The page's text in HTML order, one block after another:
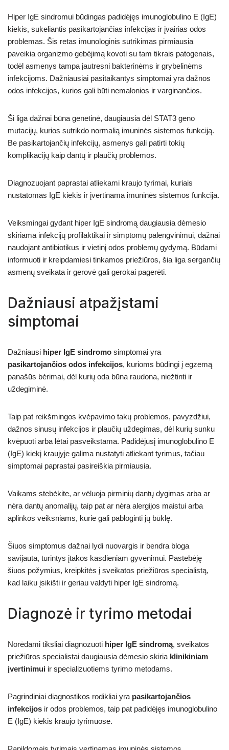
Hiper IgE sindromui būdingas padidėjęs imunoglobulino E (IgE)
kiekis, sukeliantis pasikartojančias infekcijas ir įvairias odos
problemas. Šis retas imunologinis sutrikimas pirmiausia
paveikia organizmo gebėjimą kovoti su tam tikrais patogenais,
todėl asmenys tampa jautresni bakterinėms ir grybelinėms
infekcijoms. Dažniausiai pasitaikantys simptomai yra dažnos
odos infekcijos, kurios gali būti nemalonios ir varginančios.
Ši liga dažnai būna genetinė, daugiausia dėl STAT3 geno
mutacijų, kurios sutrikdo normalią imuninės sistemos funkciją.
Be pasikartojančių infekcijų, asmenys gali patirti tokių
komplikacijų kaip dantų ir plaučių problemos.
Diagnozuojant paprastai atliekami kraujo tyrimai, kuriais
nustatomas IgE kiekis ir įvertinama imuninės sistemos funkcija.
Veiksmingai gydant hiper IgE sindromą daugiausia dėmesio
skiriama infekcijų profilaktikai ir simptomų palengvinimui, dažnai
naudojant antibiotikus ir vietinį odos problemų gydymą. Būdami
informuoti ir kreipdamiesi tinkamos priežiūros, šia liga sergančių
asmenų sveikata ir gerovė gali gerokai pagerėti.
Dažniausi atpažįstami
simptomai
Dažniausi hiper IgE sindromo simptomai yra
pasikartojančios odos infekcijos, kurioms būdingi į egzemą
panašūs bėrimai, dėl kurių oda būna raudona, niežtinti ir
uždegiminė.
Taip pat reikšmingos kvėpavimo takų problemos, pavyzdžiui,
dažnos sinusų infekcijos ir plaučių uždegimas, dėl kurių sunku
kvėpuoti arba lėtai pasveikstama. Padidėjusį imunoglobulino E
(IgE) kiekį kraujyje galima nustatyti atliekant tyrimus, tačiau
simptomai paprastai pasireiškia pirmiausia.
Vaikams stebėkite, ar vėluoja pirminių dantų dygimas arba ar
nėra dantų anomalijų, taip pat ar nėra alergijos maistui arba
aplinkos veiksniams, kurie gali pabloginti jų būklę.
Šiuos simptomus dažnai lydi nuovargis ir bendra bloga
savijauta, turintys įtakos kasdieniam gyvenimui. Pastebėję
šiuos požymius, kreipkitės į sveikatos priežiūros specialistą,
kad laiku įsikišti ir geriau valdyti hiper IgE sindromą.
Diagnozė ir tyrimo metodai
Norėdami tiksliai diagnozuoti hiper IgE sindromą, sveikatos
priežiūros specialistai daugiausia dėmesio skiria klinikiniam
įvertinimui ir specializuotiems tyrimo metodams.
Pagrindiniai diagnostikos rodikliai yra pasikartojančios
infekcijos ir odos problemos, taip pat padidėjęs imunoglobulino
E (IgE) kiekis kraujo tyrimuose.